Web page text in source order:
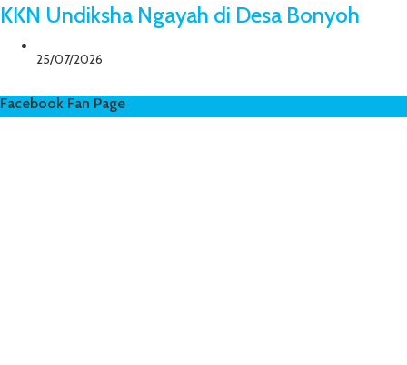
KKN Undiksha Ngayah di Desa Bonyoh
25/07/2026
Facebook Fan Page